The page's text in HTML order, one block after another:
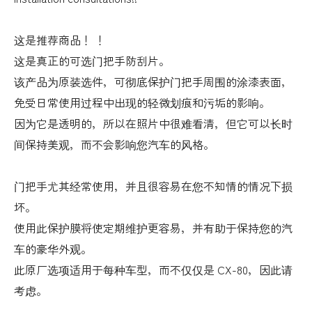
这是推荐商品！ ！
这是真正的可选门把手防刮片。
该产品为原装选件，可彻底保护门把手周围的涂漆表面，
免受日常使用过程中出现的轻微划痕和污垢的影响。
因为它是透明的，所以在照片中很难看清，但它可以长时
间保持美观，而不会影响您汽车的风格。
门把手尤其经常使用，并且很容易在您不知情的情况下损
坏。
使用此保护膜将使定期维护更容易，并有助于保持您的汽
车的豪华外观。
此原厂选项适用于每种车型，而不仅仅是 CX-80，因此请
考虑。